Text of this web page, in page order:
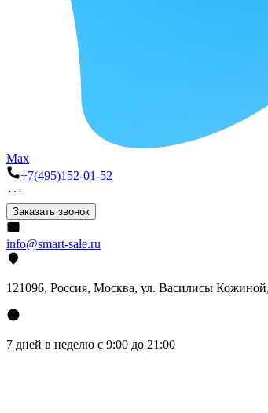
Max
+7(495)152-01-52
Заказать звонок
info@smart-sale.ru
121096, Россия, Москва, ул. Василисы
7 дней в неделю с 9:00 до 21:00